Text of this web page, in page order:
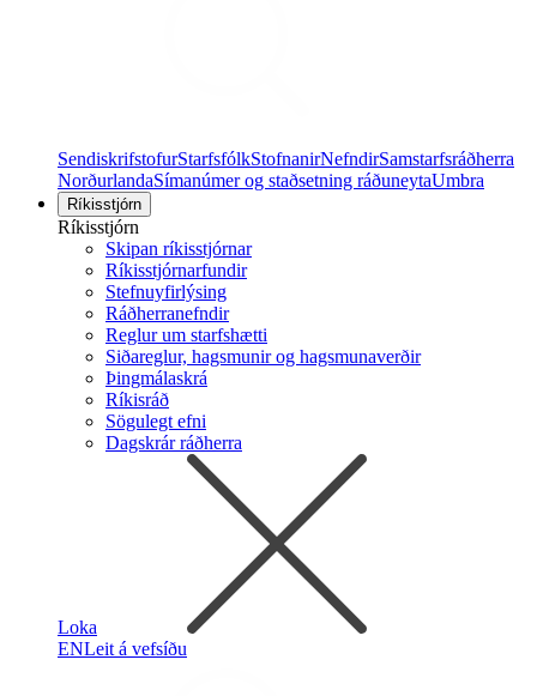
SendiskrifstofurStarfsfólkStofnanirNefndirSamstarfsráðherra
NorðurlandaSímanúmer og staðsetning ráðuneytaUmbra
Ríkisstjórn
Ríkisstjórn
Skipan ríkisstjórnar
Ríkisstjórnarfundir
Stefnuyfirlýsing
Ráðherranefndir
Reglur um starfshætti
Siðareglur, hagsmunir og hagsmunaverðir
Þingmálaskrá
Ríkisráð
Sögulegt efni
Dagskrár ráðherra
Loka
ENLeit á vefsíðu